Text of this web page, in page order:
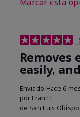
Marcar esta
Removes
easily,
Enviado Hace 6
por Fran H
de San Luis Obispo